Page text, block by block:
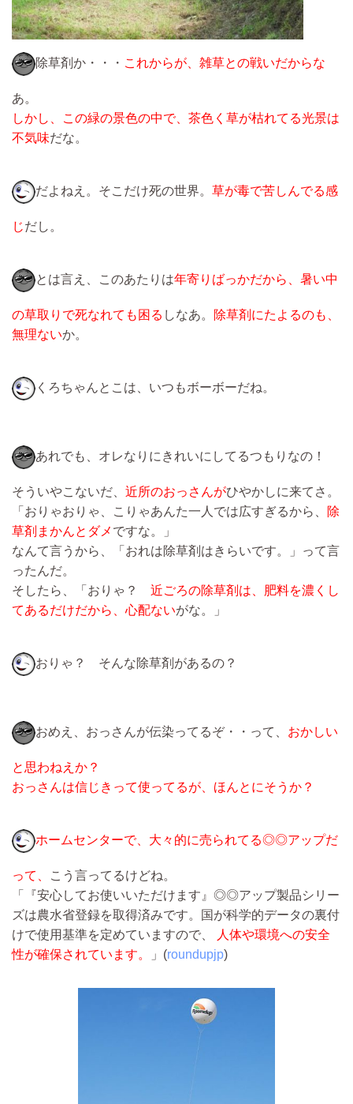
除草剤か・・・ これからが、雑草との戦いだからな
あ。
しかし、この緑の景色の中で、茶色く草が枯れてる光景は
不気味だな。
だよねえ。そこだけ死の世界。 草が毒で苦しんでる感
じだし。
とは言え、このあたりは年寄りばっかだから、暑い中
の草取りで死なれても困る しなあ。
除草剤にたよるのも、
無理ないか。
くろちゃんとこは、いつもボーボーだね。
あれでも、オレなりにきれいにしてるつもりなの！
そういやこないだ、 近所のおっさんがひやかしに来てさ。
「おりゃおりゃ、こりゃあんた一人では広すぎるから、
除
草剤まかんとダメ ですな。」
なんて言うから、「おれは除草剤はきらいです。」って言
ったんだ。
そしたら、「おりゃ？ 近ごろの除草剤は、肥料を濃くし
てあるだけだから、心配ないがな。」
おりゃ？ そんな除草剤があるの？
おめえ、おっさんが伝染ってるぞ・・って、 おかしい
と思わねえか？
おっさんは信じきって使ってるが、ほんとにそうか？
ホームセンターで、大々的に売られてる◎◎アップだ
って、
こう言ってるけどね。
「『安心してお使いいただけます』◎◎アップ製品シリー
ズは農水省登録を取得済みです。国が科学的データの裏付
けで使用基準を定めていますので、
人体や環境への安全
性が確保されています。
」(roundupjp)